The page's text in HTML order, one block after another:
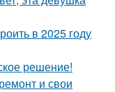
в 2025 году
решение!
и свои